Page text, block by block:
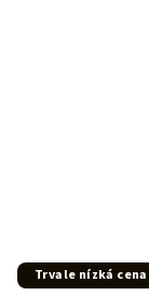
Trvale nízká cena